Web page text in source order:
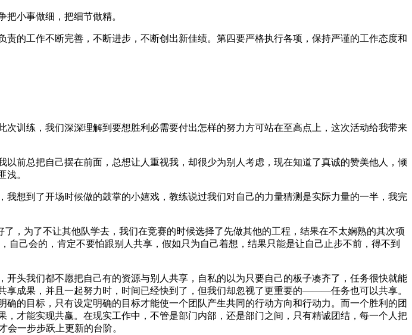
小事做细，把细节做精。
的工作不断完善，不断进步，不断创出新佳绩。第四要严格执行各项，保持严谨的工作态度和
训练，我们深深理解到要想胜利必需要付出怎样的努力方可站在至高点上，这次活动给我带来
前总把自己摆在前面，总想让人重视我，却很少为别人考虑，现在知道了真诚的赞美他人，倾
浅。
想到了开场时候做的鼓掌的小嬉戏，教练说过我们对自己的力量猜测是实际力量的一半，我完
，为了不让其他队学去，我们在竞赛的时候选择了先做其他的工程，结果在不太娴熟的其次项
己会的，肯定不要怕跟别人共享，假如只为自己着想，结果只能是让自己止步不前，得不到
头我们都不愿把自己有的资源与别人共享，自私的以为只要自己的板子凑齐了，任务很快就能
享成果，并且一起努力时，时间已经快到了，但我们却忽视了更重要的———任务也可以共享。
的目标，只有设定明确的目标才能使一个团队产生共同的行动方向和行动力。而一个胜利的团
才能实现共赢。在现实工作中，不管是部门内部，还是部门之间，只有精诚团结，每一个人把
会一步步跃上更新的台阶。